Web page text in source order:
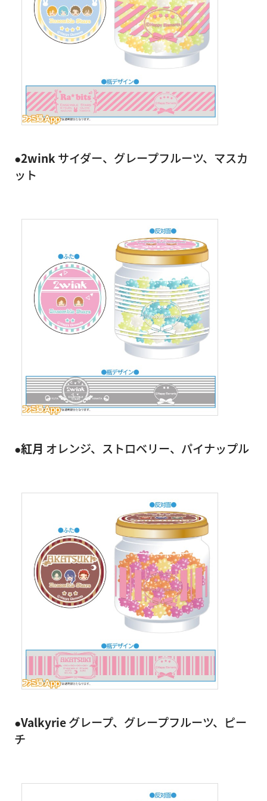
●2winkサイダー、グレープフルーツ、マスカ
ット
●紅月 オレンジ、ストロベリー、パイナップル
●Valkyrieグレープ、グレープフルーツ、ピー
チ